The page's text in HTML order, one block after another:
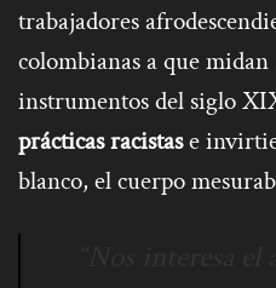
trabajadores
colombianas a que
instrumentos del siglo
prácticas racistase
blanco, el cuerpo